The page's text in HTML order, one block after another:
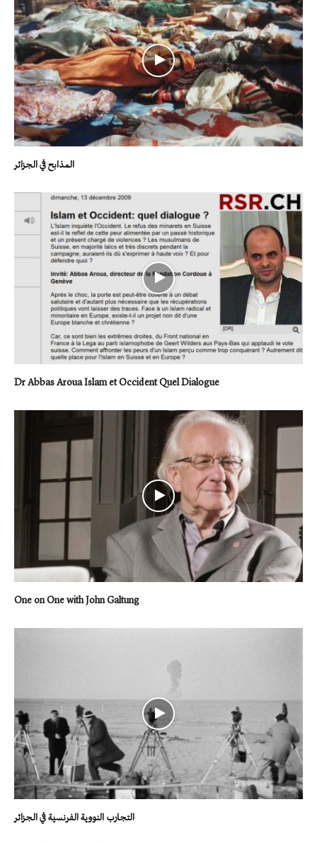
المذابح في الجزائر
Dr Abbas Aroua Islam et Occident Quel Dialogue
One on One with John Galtung
التجارب النووية الفرنسية في الجزائر